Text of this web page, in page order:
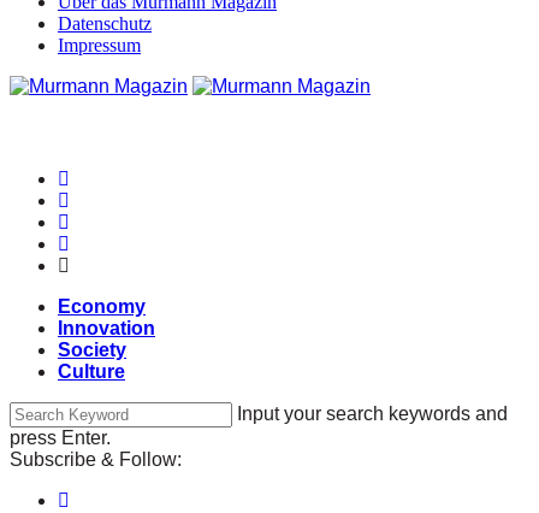
Datenschutz
Impressum
Economy
Innovation
Society
Culture
Input your search keywords and
press Enter.
Subscribe & Follow: